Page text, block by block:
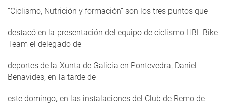
“Ciclismo, Nutrición y formación” son los tres puntos que
destacó en la presentación del equipo de ciclismo HBL Bike
Team el delegado de
deportes de la Xunta de Galicia en Pontevedra, Daniel
Benavides, en la tarde de
este domingo, en las instalaciones del Club de Remo de